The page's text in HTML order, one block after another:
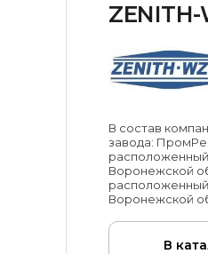
ZENITH-
В
В состав
завода:
расположенный
Воронежской
Воронежской